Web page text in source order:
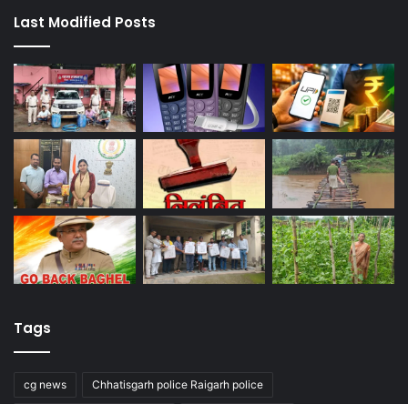
Last Modified Posts
Tags
cg news Chhatisgarh police Raigarh police